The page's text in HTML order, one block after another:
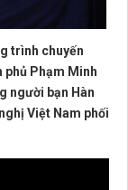
trình chuyến
phủ Phạm Minh
người bạn Hàn
Việt Nam phối